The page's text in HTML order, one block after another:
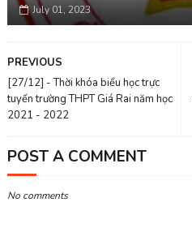
July 01, 2023
PREVIOUS
[27/12] - Thời khóa biểu học trực
tuyến trường THPT Giá Rai năm học
2021 - 2022
POST A COMMENT
No comments